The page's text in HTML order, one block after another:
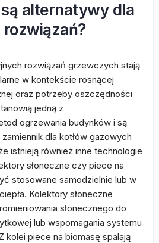
są alternatywy dla
rozwiązań grzewczych stają
w kontekście rosnącej
oraz potrzeby oszczędności
jedną z
ogrzewania budynków i są
dla kotłów gazowych
istnieją również inne technologie
słoneczne czy piece na
stosowane samodzielnie lub w
Kolektory słoneczne
słonecznego do
lub wspomagania systemu
kolei piece na biomasę spalają